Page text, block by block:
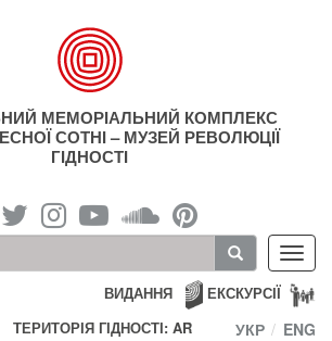
МЕМОРІАЛЬНИЙ КОМПЛЕКС
СОТНІ – МУЗЕЙ РЕВОЛЮЦІЇ
ГІДНОСТІ
ЕКСКУРСІЇ
ВИДАННЯ
ТЕРИТОРІЯ ГІДНОСТІ: AR
УКР ENG